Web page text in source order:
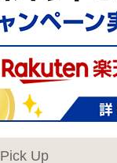
Pick Up